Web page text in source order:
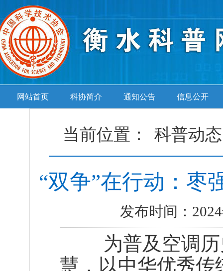
网站首页 科协简介 通知公告 信息公开
当前位置： 科普动态
“双争”在行动：枣
发布时间：
为普及空调历
慧，以中华优秀传